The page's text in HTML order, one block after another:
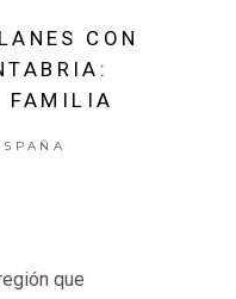
CON
FAMILIA
que